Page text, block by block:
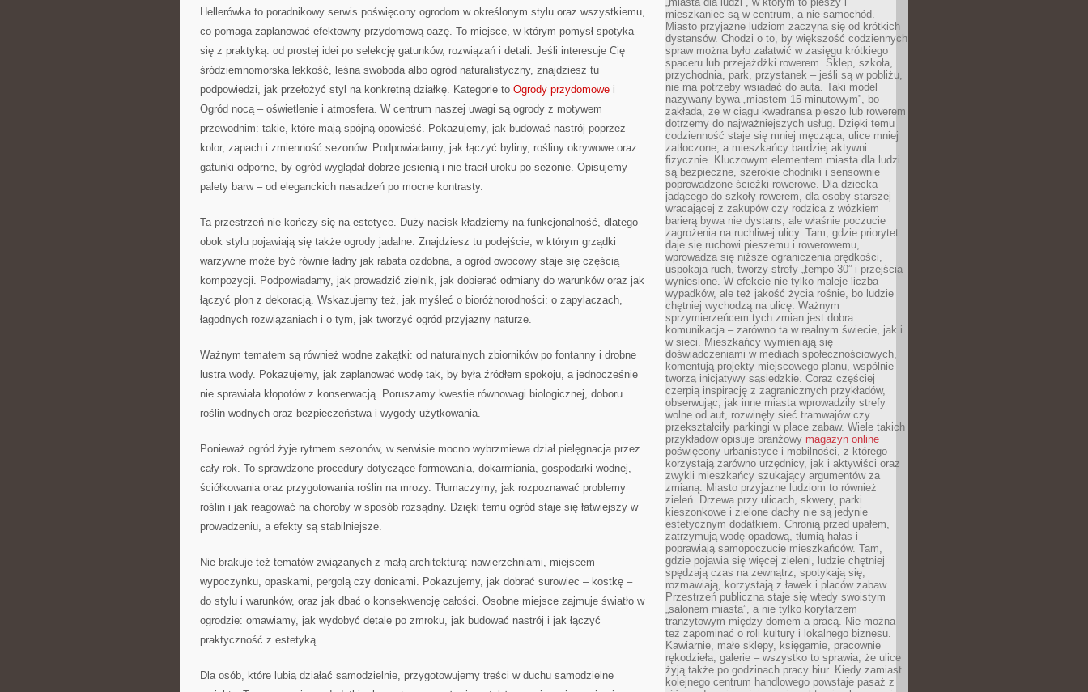
Hellerówka to poradnikowy serwis poświęcony ogrodom w określonym stylu oraz wszystkiemu,
co pomaga zaplanować efektowny przydomową oazę. To miejsce, w którym pomysł spotyka
się z praktyką: od prostej idei po selekcję gatunków, rozwiązań i detali. Jeśli interesuje Cię
śródziemnomorska lekkość, leśna swoboda albo ogród naturalistyczny, znajdziesz tu
podpowiedzi, jak przełożyć styl na konkretną działkę. Kategorie to Ogrody przydomowe i
Ogród nocą – oświetlenie i atmosfera. W centrum naszej uwagi są ogrody z motywem
przewodnim: takie, które mają spójną opowieść. Pokazujemy, jak budować nastrój poprzez
kolor, zapach i zmienność sezonów. Podpowiadamy, jak łączyć byliny, rośliny okrywowe oraz
gatunki odporne, by ogród wyglądał dobrze jesienią i nie tracił uroku po sezonie. Opisujemy
palety barw – od eleganckich nasadzeń po mocne kontrasty.
Ta przestrzeń nie kończy się na estetyce. Duży nacisk kładziemy na funkcjonalność, dlatego
obok stylu pojawiają się także ogrody jadalne. Znajdziesz tu podejście, w którym grządki
warzywne może być równie ładny jak rabata ozdobna, a ogród owocowy staje się częścią
kompozycji. Podpowiadamy, jak prowadzić zielnik, jak dobierać odmiany do warunków oraz jak
łączyć plon z dekoracją. Wskazujemy też, jak myśleć o bioróżnorodności: o zapylaczach,
łagodnych rozwiązaniach i o tym, jak tworzyć ogród przyjazny naturze.
Ważnym tematem są również wodne zakątki: od naturalnych zbiorników po fontanny i drobne
lustra wody. Pokazujemy, jak zaplanować wodę tak, by była źródłem spokoju, a jednocześnie
nie sprawiała kłopotów z konserwacją. Poruszamy kwestie równowagi biologicznej, doboru
roślin wodnych oraz bezpieczeństwa i wygody użytkowania.
Ponieważ ogród żyje rytmem sezonów, w serwisie mocno wybrzmiewa dział pielęgnacja przez
cały rok. To sprawdzone procedury dotyczące formowania, dokarmiania, gospodarki wodnej,
ściółkowania oraz przygotowania roślin na mrozy. Tłumaczymy, jak rozpoznawać problemy
roślin i jak reagować na choroby w sposób rozsądny. Dzięki temu ogród staje się łatwiejszy w
prowadzeniu, a efekty są stabilniejsze.
Nie brakuje też tematów związanych z małą architekturą: nawierzchniami, miejscem
wypoczynku, opaskami, pergolą czy donicami. Pokazujemy, jak dobrać surowiec – kostkę –
do stylu i warunków, oraz jak dbać o konsekwencję całości. Osobne miejsce zajmuje światło w
ogrodzie: omawiamy, jak wydobyć detale po zmroku, jak budować nastrój i jak łączyć
praktyczność z estetyką.
Dla osób, które lubią działać samodzielnie, przygotowujemy treści w duchu samodzielne
mieszkaniec są w centrum, a nie samochód.
Miasto przyjazne ludziom zaczyna się od krótkich
dystansów. Chodzi o to, by większość codziennych
spraw można było załatwić w zasięgu krótkiego
spaceru lub przejażdżki rowerem. Sklep, szkoła,
przychodnia, park, przystanek – jeśli są w pobliżu,
nie ma potrzeby wsiadać do auta. Taki model
nazywany bywa „miastem 15-minutowym”, bo
zakłada, że w ciągu kwadransa pieszo lub rowerem
dotrzemy do najważniejszych usług. Dzięki temu
codzienność staje się mniej męcząca, ulice mniej
zatłoczone, a mieszkańcy bardziej aktywni
fizycznie. Kluczowym elementem miasta dla ludzi
są bezpieczne, szerokie chodniki i sensownie
poprowadzone ścieżki rowerowe. Dla dziecka
jadącego do szkoły rowerem, dla osoby starszej
wracającej z zakupów czy rodzica z wózkiem
barierą bywa nie dystans, ale właśnie poczucie
zagrożenia na ruchliwej ulicy. Tam, gdzie priorytet
daje się ruchowi pieszemu i rowerowemu,
wprowadza się niższe ograniczenia prędkości,
uspokaja ruch, tworzy strefy „tempo 30” i przejścia
wyniesione. W efekcie nie tylko maleje liczba
wypadków, ale też jakość życia rośnie, bo ludzie
chętniej wychodzą na ulicę. Ważnym
sprzymierzeńcem tych zmian jest dobra
komunikacja – zarówno ta w realnym świecie, jak i
w sieci. Mieszkańcy wymieniają się
doświadczeniami w mediach społecznościowych,
komentują projekty miejscowego planu, wspólnie
tworzą inicjatywy sąsiedzkie. Coraz częściej
czerpią inspirację z zagranicznych przykładów,
obserwując, jak inne miasta wprowadziły strefy
wolne od aut, rozwinęły sieć tramwajów czy
przekształciły parkingi w place zabaw. Wiele takich
przykładów opisuje branżowy magazyn online
poświęcony urbanistyce i mobilności, z którego
korzystają zarówno urzędnicy, jak i aktywiści oraz
zwykli mieszkańcy szukający argumentów za
zmianą. Miasto przyjazne ludziom to również
zieleń. Drzewa przy ulicach, skwery, parki
kieszonkowe i zielone dachy nie są jedynie
estetycznym dodatkiem. Chronią przed upałem,
zatrzymują wodę opadową, tłumią hałas i
poprawiają samopoczucie mieszkańców. Tam,
gdzie pojawia się więcej zieleni, ludzie chętniej
spędzają czas na zewnątrz, spotykają się,
rozmawiają, korzystają z ławek i placów zabaw.
Przestrzeń publiczna staje się wtedy swoistym
„salonem miasta”, a nie tylko korytarzem
tranzytowym między domem a pracą. Nie można
też zapominać o roli kultury i lokalnego biznesu.
Kawiarnie, małe sklepy, księgarnie, pracownie
rękodzieła, galerie – wszystko to sprawia, że ulice
żyją także po godzinach pracy biur. Kiedy zamiast
kolejnego centrum handlowego powstaje pasaż z